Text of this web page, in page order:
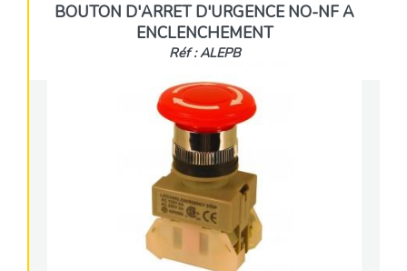
BOUTON D'ARRET D'URGENCE NO-NF A
ENCLENCHEMENT
Réf : ALEPB